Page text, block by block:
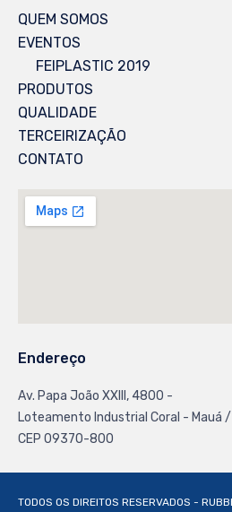
QUEM SOMOS
EVENTOS
FEIPLASTIC 2019
PRODUTOS
QUALIDADE
TERCEIRIZAÇÃO
CONTATO
Endereço
Av. Papa João XXlll, 4800 -
Loteamento Industrial Coral - Mauá /
CEP 09370-800
TODOS OS DIREITOS RESERVADOS -